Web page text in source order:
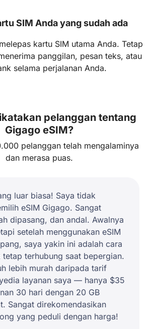
SIM Anda yang sudah ada
kartu SIM utama Anda. Tetap
panggilan, pesan teks, atau
selama perjalanan Anda.
pelanggan tentang
Gigago eSIM?
pelanggan telah mengalaminya
dan merasa puas.
luar biasa! Saya tidak
eSIM Gigago. Sangat
dipasang, dan andal. Awalnya
setelah menggunakan eSIM
saya yakin ini adalah cara
terhubung saat bepergian.
lebih murah daripada tarif
layanan saya — hanya $35
30 hari dengan 20 GB
Sangat direkomendasikan
yang peduli dengan harga!